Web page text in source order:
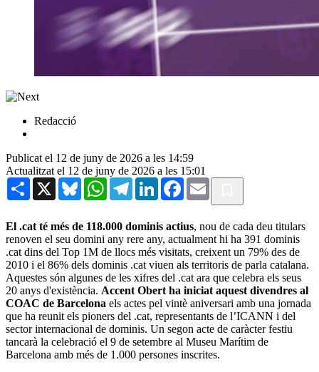
Redacció
Publicat el 12 de juny de 2026 a les 14:59
Actualitzat el 12 de juny de 2026 a les 15:01
Share X BlueskyWhatsAppTelegramLinkedInFacebook
Email
El .cat té més de 118.000 dominis actius, nou de cada deu titulars
renoven el seu domini any rere any, actualment hi ha 391 dominis
.cat dins del Top 1M de llocs més visitats, creixent un 79% des de
2010 i el 86% dels dominis .cat viuen als territoris de parla catalana.
Aquestes són algunes de les xifres del .cat ara que celebra els seus
20 anys d'existència. Accent Obert ha iniciat aquest divendres al
COAC de Barcelona els actes pel vintè aniversari amb una jornada
que ha reunit els pioners del .cat, representants de l’ICANN i del
sector internacional de dominis. Un segon acte de caràcter festiu
tancarà la celebració el 9 de setembre al Museu Marítim de
Barcelona amb més de 1.000 persones inscrites.